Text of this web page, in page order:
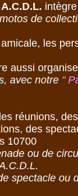
de
les
aussi
avec notre "
réunions,
des
notre site d'Allibaudières 10700
ou de